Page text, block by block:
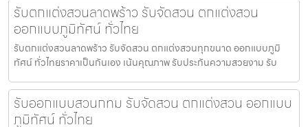
รับตกแต่งสวนลาดพร้าว รับจัดสวน ตกแต่งสวน
ออกแบบภูมิทัศน์ ทั่วไทย
รับตกแต่งสวนลาดพร้าว รับจัดสวน ตกแต่งสวนทุกขนาด ออกแบบภูมิ
ทัศน์ ทั่วไทยราคาเป็นกันเอง เน้นคุณภาพ รับประกันความสวยงาม รับ
รับออกแบบสวนกทม รับจัดสวน ตกแต่งสวน ออกแบบ
ภูมิทัศน์ ทั่วไทย